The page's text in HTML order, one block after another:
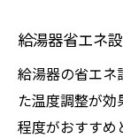
給湯器省エネ
給湯器の省エネ
た温度調整が
程度がおすすめ